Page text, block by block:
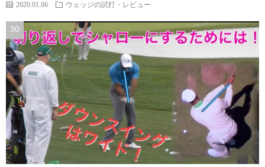
2020.01.06 ウェッジの試打・レビュー